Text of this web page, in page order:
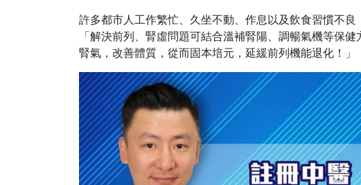
許多都市人工作繁忙、久坐不動、作息以及飲食習慣不
「解決前列、腎虛問題可結合溫補腎陽、調暢氣機等保
腎氣，改善體質，從而固本培元，延緩前列機能退化！」